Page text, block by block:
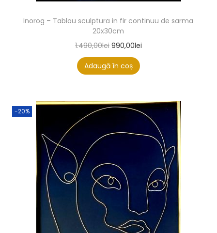
Inorog – Tablou sculptura in fir continuu de sarma
20x30cm
1.490,00lei 990,00lei
Adaugă în coș
-20%